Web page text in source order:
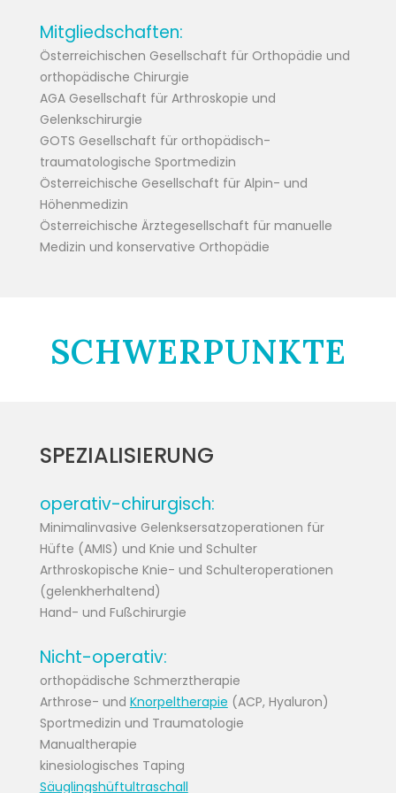
Mitgliedschaften:
Österreichischen Gesellschaft für Orthopädie und
orthopädische Chirurgie
AGA Gesellschaft für Arthroskopie und
Gelenkschirurgie
GOTS Gesellschaft für orthopädisch-
traumatologische Sportmedizin
Österreichische Gesellschaft für Alpin- und
Höhenmedizin
Österreichische Ärztegesellschaft für manuelle
Medizin und konservative Orthopädie
SCHWERPUNKTE
SPEZIALISIERUNG
operativ-chirurgisch:
Minimalinvasive Gelenksersatzoperationen für
Hüfte (AMIS) und Knie und Schulter
Arthroskopische Knie- und Schulteroperationen
(gelenkherhaltend)
Hand- und Fußchirurgie
Nicht-operativ:
orthopädische Schmerztherapie
Arthrose- und Knorpeltherapie (ACP, Hyaluron)
Sportmedizin und Traumatologie
Manualtherapie
kinesiologisches Taping
Säuglingshüftultraschall